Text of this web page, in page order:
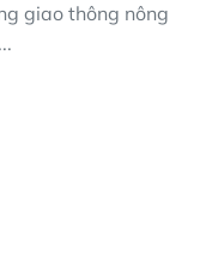
giao thông nông